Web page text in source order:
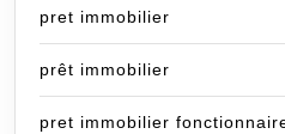
pret immobilier
prêt immobilier
pret immobilier